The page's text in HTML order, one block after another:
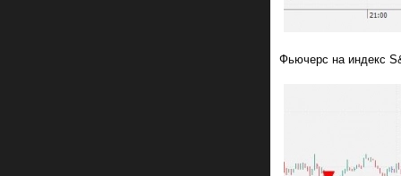
Фьючерс на индекс